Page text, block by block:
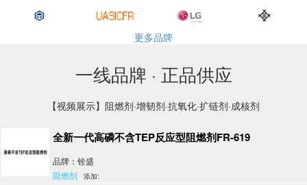
更多品牌
一线品牌 · 正品供应
【视频展示】阻燃剂·增韧剂·抗氧化·扩链剂·成核剂
全新一代高磷不含TEP反应型阻燃剂FR-619
品牌：铨盛
阻燃剂 添加: